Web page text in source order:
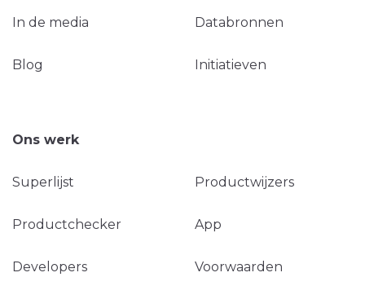
In de media Databronnen
Blog Initiatieven
Ons werk
Superlijst Productwijzers
Productchecker App
Developers Voorwaarden